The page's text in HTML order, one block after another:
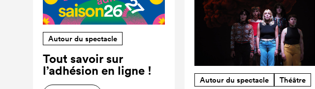
Autour du spectacle
Tout savoir sur
l’adhésion en ligne !
Autour du spectacle Théâtre